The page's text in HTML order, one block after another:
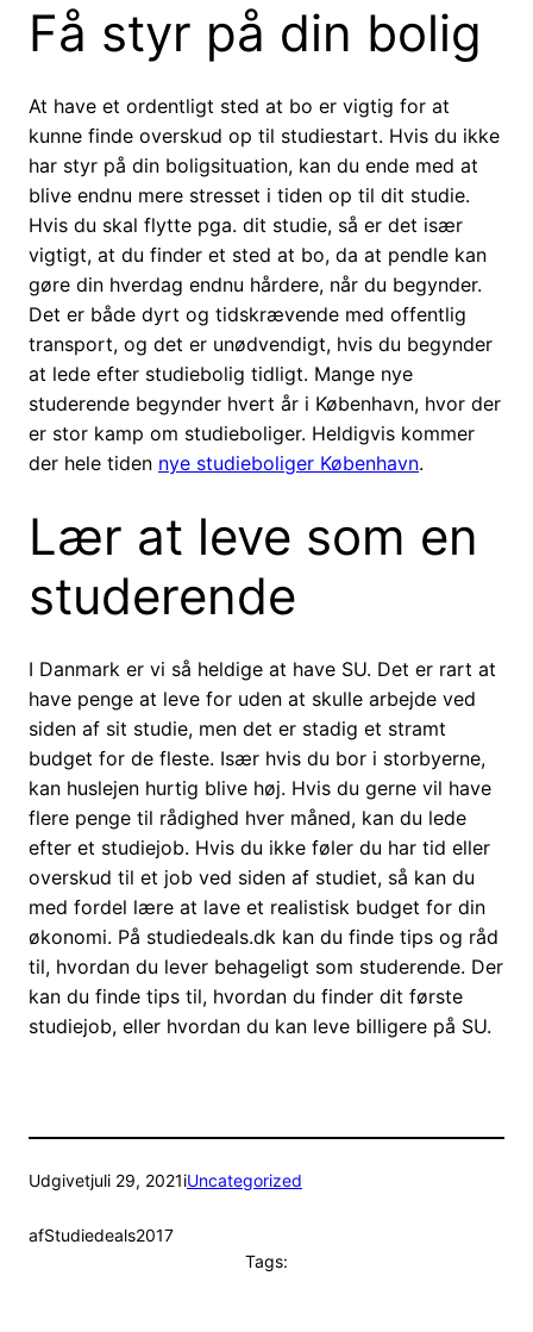
Få styr på din bolig
At have et ordentligt sted at bo er vigtig for at
kunne finde overskud op til studiestart. Hvis du ikke
har styr på din boligsituation, kan du ende med at
blive endnu mere stresset i tiden op til dit studie.
Hvis du skal flytte pga. dit studie, så er det især
vigtigt, at du finder et sted at bo, da at pendle kan
gøre din hverdag endnu hårdere, når du begynder.
Det er både dyrt og tidskrævende med offentlig
transport, og det er unødvendigt, hvis du begynder
at lede efter studiebolig tidligt. Mange nye
studerende begynder hvert år i København, hvor der
er stor kamp om studieboliger. Heldigvis kommer
der hele tiden nye studieboliger København.
Lær at leve som en
studerende
I Danmark er vi så heldige at have SU. Det er rart at
have penge at leve for uden at skulle arbejde ved
siden af sit studie, men det er stadig et stramt
budget for de fleste. Især hvis du bor i storbyerne,
kan huslejen hurtig blive høj. Hvis du gerne vil have
flere penge til rådighed hver måned, kan du lede
efter et studiejob. Hvis du ikke føler du har tid eller
overskud til et job ved siden af studiet, så kan du
med fordel lære at lave et realistisk budget for din
økonomi. På studiedeals.dk kan du finde tips og råd
til, hvordan du lever behageligt som studerende. Der
kan du finde tips til, hvordan du finder dit første
studiejob, eller hvordan du kan leve billigere på SU.
Udgivetjuli 29, 2021iUncategorized
afStudiedeals2017
Tags: